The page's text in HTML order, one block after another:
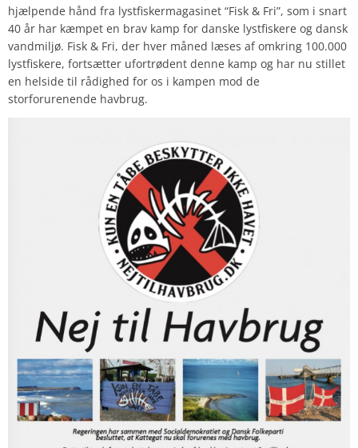
hjælpende hånd fra lystfiskermagasinet “Fisk & Fri”, som i snart
40 år har kæmpet en brav kamp for danske lystfiskere og dansk
vandmiljø. Fisk & Fri, der hver måned læses af omkring 100.000
lystfiskere, fortsætter ufortrødent denne kamp og har nu stillet
en helside til rådighed for os i kampen mod de
storforurenende havbrug.